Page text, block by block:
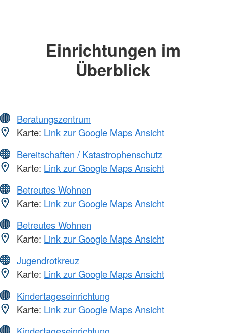
Einrichtungen im
Überblick
Beratungszentrum
Karte: Link zur Google Maps Ansicht
Bereitschaften / Katastrophenschutz
Karte: Link zur Google Maps Ansicht
Betreutes Wohnen
Karte: Link zur Google Maps Ansicht
Betreutes Wohnen
Karte: Link zur Google Maps Ansicht
Jugendrotkreuz
Karte: Link zur Google Maps Ansicht
Kindertageseinrichtung
Karte: Link zur Google Maps Ansicht